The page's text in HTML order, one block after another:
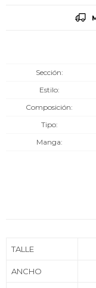
Sección
Estilo
Composición
Tipo
Manga
TALLE
ANCHO